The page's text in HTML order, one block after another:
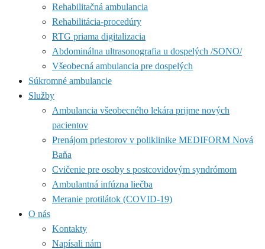
Rehabilitačná ambulancia
Rehabilitácia-procedúry
RTG priama digitalizacia
Abdominálna ultrasonografia u dospelých /SONO/
Všeobecná ambulancia pre dospelých
Súkromné ambulancie
Služby
Ambulancia všeobecného lekára prijme nových
pacientov
Prenájom priestorov v poliklinike MEDIFORM Nová
Baňa
Cvičenie pre osoby s postcovidovým syndrómom
Ambulantná infúzna liečba
Meranie protilátok (COVID-19)
O nás
Kontakty
Napísali nám